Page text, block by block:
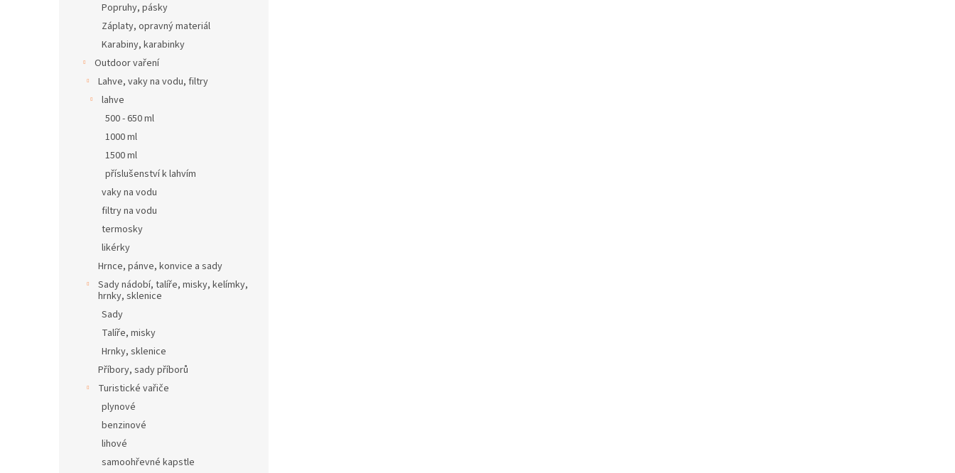
Popruhy, pásky
Záplaty, opravný materiál
Karabiny, karabinky
Outdoor vaření
Lahve, vaky na vodu, filtry
lahve
500 - 650 ml
1000 ml
1500 ml
příslušenství k lahvím
vaky na vodu
filtry na vodu
termosky
likérky
Hrnce, pánve, konvice a sady
Sady nádobí, talíře, misky, kelímky,
hrnky, sklenice
Sady
Talíře, misky
Hrnky, sklenice
Příbory, sady příborů
Turistické vařiče
plynové
benzinové
lihové
samoohřevné kapstle